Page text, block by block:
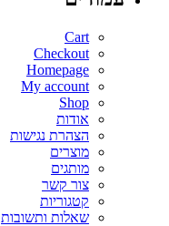
Cart
Checkout
Homepage
My account
Shop
אודות
הצהרת נגישות
מוצרים
מותגים
צור קשר
קטגוריות
שאלות ותשובות